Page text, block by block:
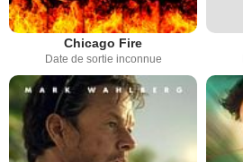
Chicago Fire
Date de sortie inconnue